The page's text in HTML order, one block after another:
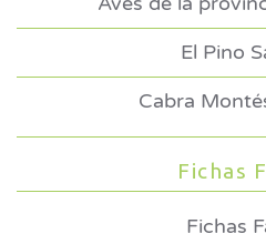
El Pino
Cabra
Fichas
Fichas